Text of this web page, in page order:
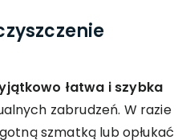
łatwa i szybka
zabrudzeń. W razie
szmatką lub opłukać